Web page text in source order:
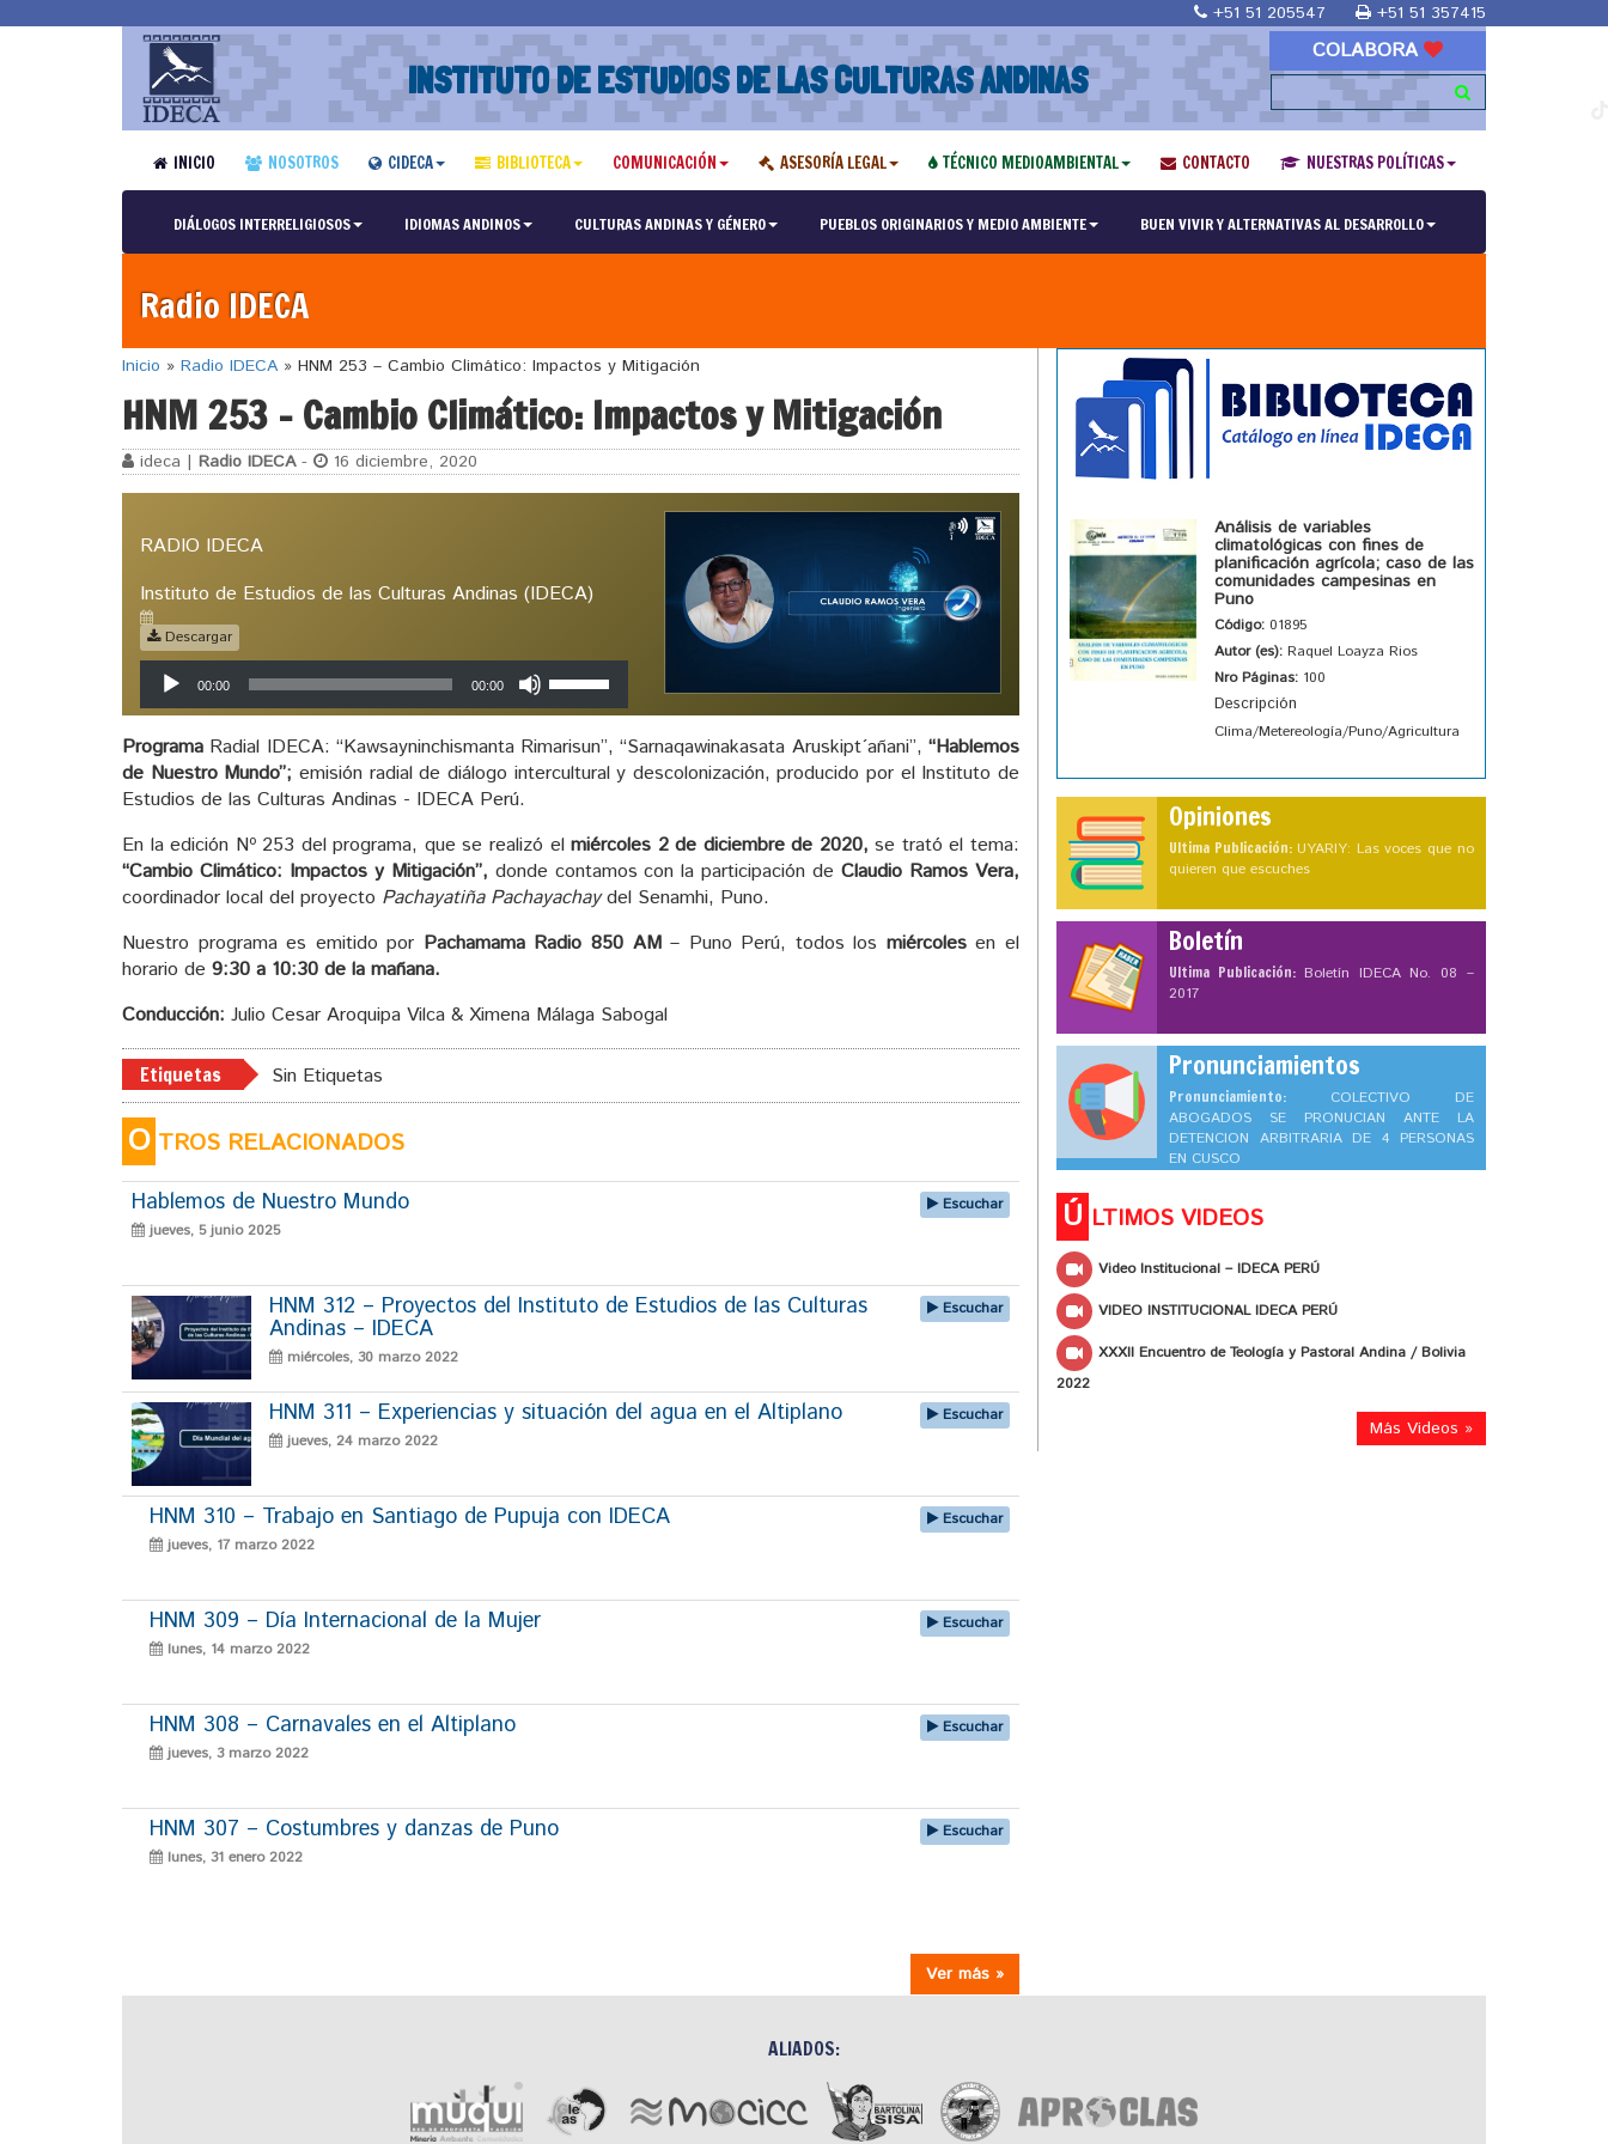
+51 51 205547 +51 51 357415
INSTITUTO DE ESTUDIOS DE LAS CULTURAS ANDINAS
COLABORA
INICIO NOSOTROS CIDECA BIBLIOTECA COMUNICACIÓN ASESORÍA LEGAL TÉCNICO MEDIOAMBIENTAL CONTACTO NUESTRAS POLÍTICAS
DIÁLOGOS INTERRELIGIOSOS IDIOMAS ANDINOS CULTURAS ANDINAS Y GÉNERO PUEBLOS ORIGINARIOS Y MEDIO AMBIENTE BUEN VIVIR Y ALTERNATIVAS AL DESARROLLO
Radio IDECA
Inicio » Radio IDECA » HNM 253 – Cambio Climático: Impactos y Mitigación
HNM 253 – Cambio Climático: Impactos y Mitigación
ideca | Radio IDECA- 16 diciembre, 2020
RADIO IDECA
Instituto de Estudios de las Culturas Andinas (IDECA)
Descargar
Reproductor
de
audio
00:00 00:00
de
flecha
aumentar
o
disminuir
el
Programa Radial IDECA: “Kawsayninchismanta Rimarisun”, “Sarnaqawinakasata Aruskipt´añani”, “Hablemos
de Nuestro Mundo”; emisión radial de diálogo intercultural y descolonización, producido por el Instituto de
Estudios de las Culturas Andinas - IDECA Perú.
En la edición Nº 253 del programa, que se realizó elmiércoles 2 de diciembre de 2020, se trató el tema:
“Cambio Climático: Impactos y Mitigación”, donde contamos con la participación deClaudio Ramos Vera,
coordinador local del proyecto Pachayatiña Pachayachaydel Senamhi, Puno.
Nuestro programa es emitido por Pachamama Radio 850 AM– Puno Perú, todos los miércolesen el
horario de 9:30 a 10:30 de la mañana.
Conducción: Julio Cesar Aroquipa Vilca & Ximena Málaga Sabogal
Etiquetas Sin Etiquetas
O TROS RELACIONADOS
Hablemos de Nuestro Mundo
jueves, 5 junio 2025
Escuchar
HNM 312 – Proyectos del Instituto de Estudios de las Culturas
Andinas – IDECA
miércoles, 30 marzo 2022
Escuchar
HNM 311 – Experiencias y situación del agua en el Altiplano
jueves, 24 marzo 2022
Escuchar
HNM 310 – Trabajo en Santiago de Pupuja con IDECA
jueves, 17 marzo 2022
Escuchar
HNM 309 – Día Internacional de la Mujer
lunes, 14 marzo 2022
Escuchar
HNM 308 – Carnavales en el Altiplano
jueves, 3 marzo 2022
Escuchar
HNM 307 – Costumbres y danzas de Puno
lunes, 31 enero 2022
Escuchar
Ver más »
Análisis de variables
climatológicas con fines de
planificación agrícola; caso de las
comunidades campesinas en
Puno
Código: 01895
Autor (es): Raquel Loayza Rios
Nro Páginas: 100
Descripción
Clima/Metereología/Puno/Agricultura
Opiniones
Ultima Publicación: UYARIY: Las voces que no
quieren que escuches
Boletín
Ultima Publicación: Boletín IDECA No. 08 –
2017
Pronunciamientos
Pronunciamiento: COLECTIVO DE
ABOGADOS SE PRONUCIAN ANTE LA
DETENCION ARBITRARIA DE 4 PERSONAS
EN CUSCO
Ú LTIMOS VIDEOS
Video Institucional – IDECA PERÚ
VIDEO INSTITUCIONAL IDECA PERÚ
XXXII Encuentro de Teología y Pastoral Andina / Bolivia
2022
Más Videos »
ALIADOS: